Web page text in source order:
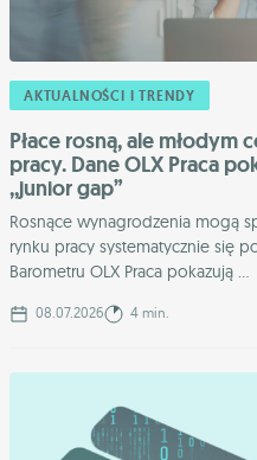
AKTUALNOŚCI I TRENDY
Płace rosną, ale
pracy. Dane OLX Praca
,,junior gap”
Rosnące wynagrodzenia mogą
rynku pracy systematycznie się
Barometru OLX Praca pokazują ...
08.07.2026 4 min.